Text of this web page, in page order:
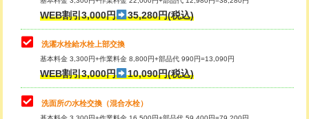
排水管工事（排水管工事/3ｍまで） 55,000円
排水管工事（追加 排水管工事/3ｍ超
え）
マス交換（土の掘削・埋め戻し作業）
マス交換（深さ50㎝未満）
その他部品の脱着
交換・取付（タンク）
交換・取付(単水栓（壁付・デッキ
式）)
交換・取付(混合水栓（壁付・デッキ
16,500円+材料費
WEB割引3,000円 35,280円(税込)
洗濯水栓給水栓上部交換
基本料金 3,300円+作業料金 8,800円+部品代 990円=13,090円
WEB割引3,000円 10,090円(税込)
洗面所の水栓交換（混合水栓）